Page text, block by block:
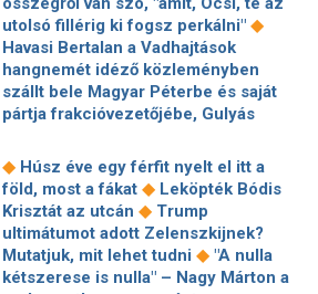
utolsó fillérig ki fogsz perkálni" ◆
Havasi Bertalan a Vadhajtások
hangnemét idéző közleményben
szállt bele Magyar Péterbe és saját
pártja frakcióvezetőjébe, Gulyás
megteremteni az avarégetés-mentes
országot ◆ Keir Starmer kihívója
szerint vissza kellene csinálni a
Brexitet ◆ Csődbe ment egy magyar
utazási iroda – komoly slamasztikába
kerültek az utasok ◆ A délelőtti
◆ Húsz éve egy férfit nyelt el itt a
föld, most a fákat ◆ Leköpték Bódis
Krisztát az utcán ◆ Trump
ultimátumot adott Zelenszkijnek?
Mutatjuk, mit lehet tudni ◆ "A nulla
kétszerese is nulla" – Nagy Márton a